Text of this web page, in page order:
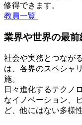
修得できます。
教員一覧
業界や世界の最前
社会や実務とつなが
は、各界のスペシャ
施。
日々進化するテクノ
なイノベーション、
ど、他にはない多様